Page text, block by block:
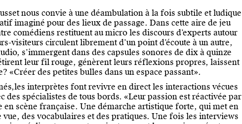
nous convie à une déambulation à la fois subtile et ludique
imaginé pour des lieux de passage. Dans cette aire de jeu
comédiens restituent au micro les discours d’experts autour
visiteurs circulent librement d’un point d’écoute à un autre,
s’immergent dans des capsules sonores de dix à quinze
leur fil rouge, génèrent leurs réflexions propres, laissent
«Créer des petites bulles dans un espace passant».
interprètes font revivre en direct les interactions vécues
des spécialistes de tous bords. «Leur passion est réactivée par
en scène française. Une démarche artistique forte, qui met en
des vocabulaires et des pratiques. Une fois les interviews